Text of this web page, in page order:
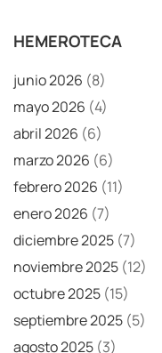
HEMEROTECA
junio 2026 (8)
mayo 2026 (4)
abril 2026 (6)
marzo 2026 (6)
febrero 2026 (11)
enero 2026 (7)
diciembre 2025 (7)
noviembre 2025 (12)
octubre 2025 (15)
septiembre 2025 (5)
agosto 2025 (3)